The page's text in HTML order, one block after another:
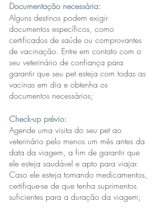
Documentação necessária:
Alguns destinos podem exigir
documentos específicos, como
certificados de saúde ou comprovantes
de vacinação. Entre em contato com o
seu veterinário de confiança para
garantir que seu pet esteja com todas as
vacinas em dia e obtenha os
documentos necessários;
Check-up prévio:
Agende uma visita do seu pet ao
veterinário pelo menos um mês antes da
data da viagem, a fim de garantir que
ele esteja saudável e apto para viajar.
Caso ele esteja tomando medicamentos,
certifique-se de que tenha suprimentos
suficientes para a duração da viagem;